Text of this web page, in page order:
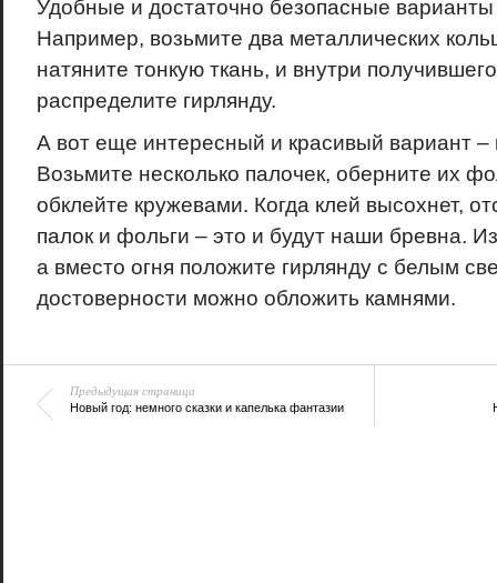
Удобные и достаточно безопасные варианты
Например, возьмите два металлических
натяните тонкую ткань, и внутри
распределите гирлянду.
А вот еще интересный и красивый вариант –
Возьмите несколько палочек, оберните их
обклейте кружевами. Когда клей высохнет,
палок и фольги – это и будут наши бревна.
а вместо огня положите гирлянду с белым
достоверности можно обложить камнями.
Предыдущая страница
Новый год: немного сказки и капелька фантазии